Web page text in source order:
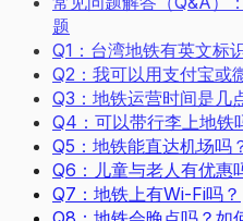
题
Q1：台湾地铁有英文标
Q2：我可以用支付宝或
Q3：地铁运营时间是几
Q4：可以带行李上地铁
Q5：地铁能直达机场吗
Q6：儿童与老人有优惠
Q7：地铁上有Wi-Fi吗？